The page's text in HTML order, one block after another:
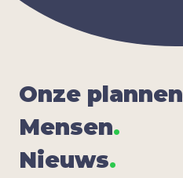
Onze plan­nen
Men­sen.
Nieuws.